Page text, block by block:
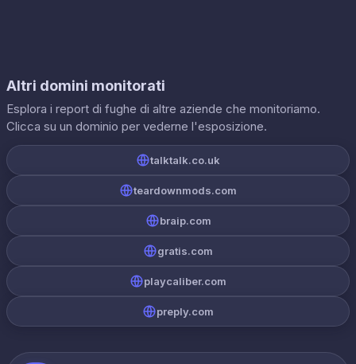
Altri domini monitorati
Esplora i report di fughe di altre aziende che monitoriamo.
Clicca su un dominio per vederne l'esposizione.
talktalk.co.uk
teardownmods.com
braip.com
gratis.com
playcaliber.com
preply.com